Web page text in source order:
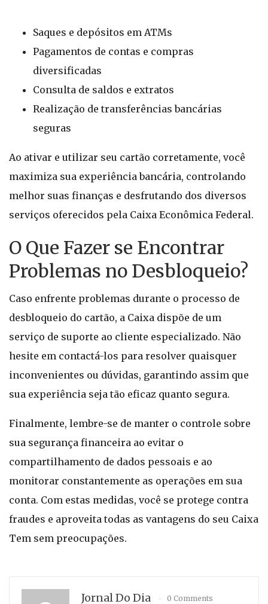
Saques e depósitos em ATMs
Pagamentos de contas e compras
diversificadas
Consulta de saldos e extratos
Realização de transferências bancárias
seguras
Ao ativar e utilizar seu cartão corretamente, você
maximiza sua experiência bancária, controlando
melhor suas finanças e desfrutando dos diversos
serviços oferecidos pela Caixa Econômica Federal.
O Que Fazer se Encontrar
Problemas no Desbloqueio?
Caso enfrente problemas durante o processo de
desbloqueio do cartão, a Caixa dispõe de um
serviço de suporte ao cliente especializado. Não
hesite em contactá-los para resolver quaisquer
inconvenientes ou dúvidas, garantindo assim que
sua experiência seja tão eficaz quanto segura.
Finalmente, lembre-se de manter o controle sobre
sua segurança financeira ao evitar o
compartilhamento de dados pessoais e ao
monitorar constantemente as operações em sua
conta. Com estas medidas, você se protege contra
fraudes e aproveita todas as vantagens do seu Caixa
Tem sem preocupações.
Jornal Do Dia 0 Comments